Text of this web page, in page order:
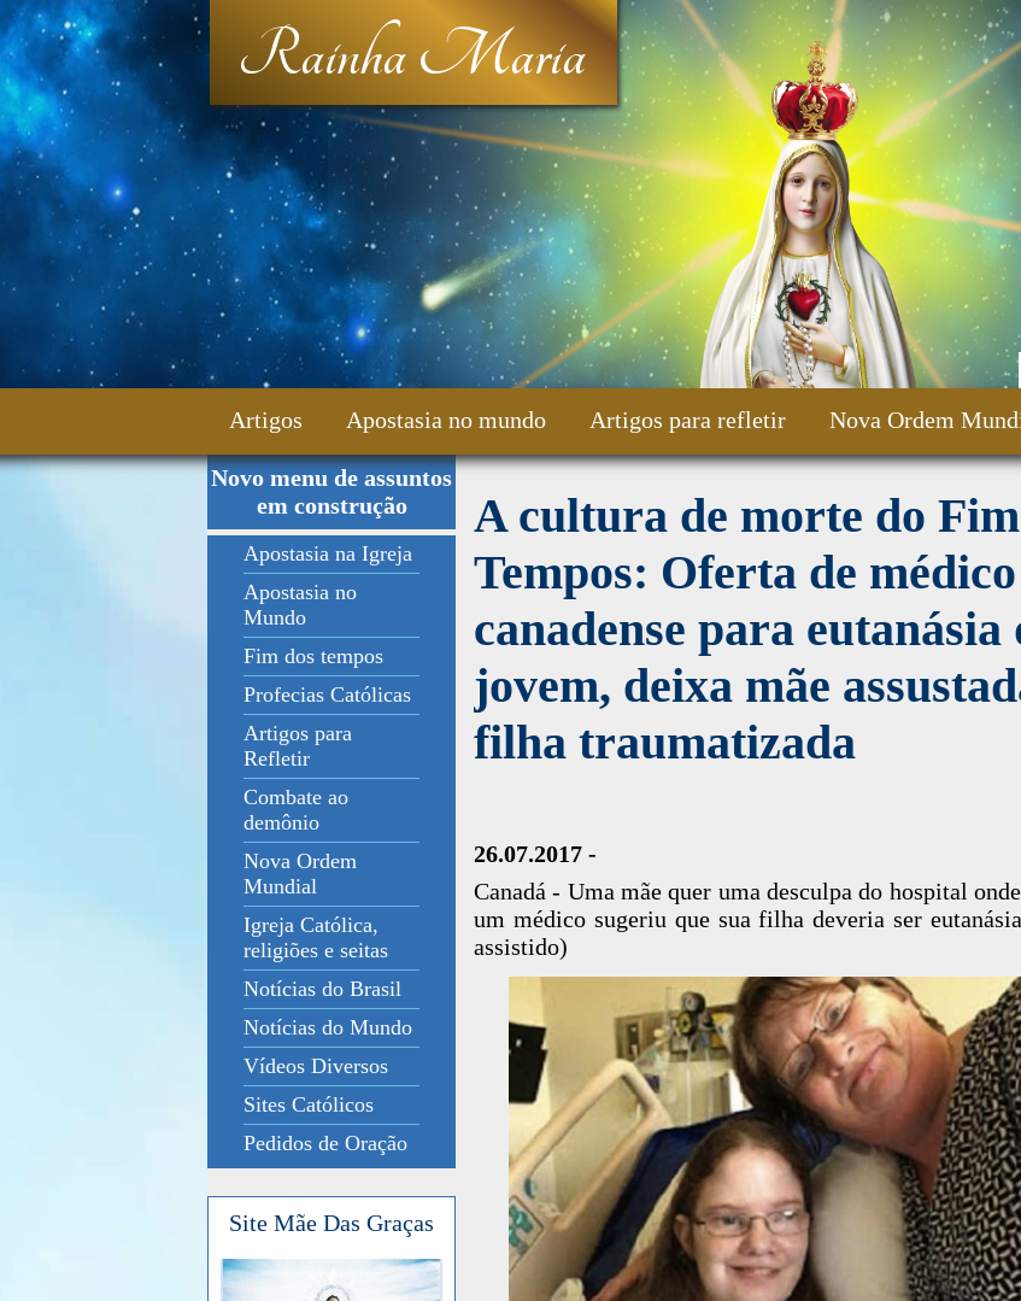
Rainha Maria
Artigos Apostasia no mundo Artigos para refletir Nova Ordem
Fale Conosco
Novo menu de assuntos
em construção
Apostasia na Igreja
Apostasia no
Mundo
Fim dos tempos
Profecias Católicas
Artigos para
Refletir
Combate ao
demônio
Nova Ordem
Mundial
Igreja Católica,
religiões e seitas
Notícias do Brasil
Notícias do Mundo
Vídeos Diversos
Sites Católicos
Pedidos de Oração
Site Mãe Das Graças
A cultura de morte do
Tempos: Oferta de médico
canadense para eutanásia
jovem, deixa mãe
filha traumatizada
26.07.2017 -
Canadá - Uma mãe quer uma desculpa do hospital
um médico sugeriu que sua filha deveria ser
assistido)